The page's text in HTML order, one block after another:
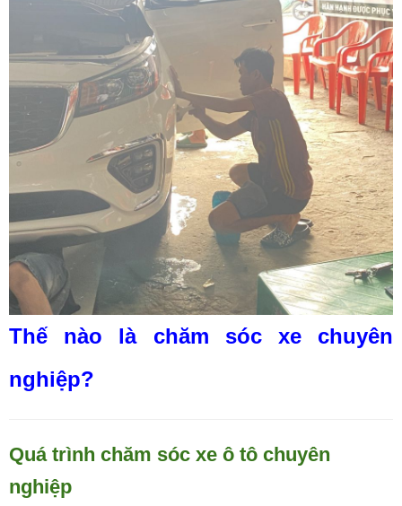
Thế nào là chăm sóc xe chuyên
nghiệp?
Quá trình chăm sóc xe ô tô chuyên
nghiệp